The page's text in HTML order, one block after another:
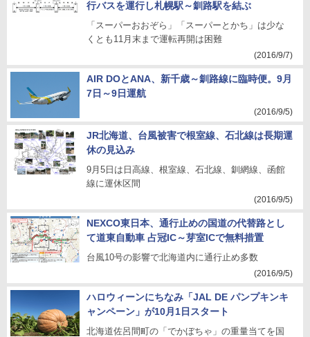
行バスを運行し札幌駅～釧路駅を結ぶ
「スーパーおおぞら」「スーパーとかち」は少な
くとも11月末まで運転再開は困難
(2016/9/7)
AIR DOとANA、新千歳～釧路線に臨時便。9月
7日～9日運航
(2016/9/5)
JR北海道、台風被害で根室線、石北線は長期運
休の見込み
9月5日は日高線、根室線、石北線、釧網線、函館
線に運休区間
(2016/9/5)
NEXCO東日本、通行止めの国道の代替路とし
て道東自動車 占冠IC～芽室ICで無料措置
台風10号の影響で北海道内に通行止め多数
(2016/9/5)
ハロウィーンにちなみ「JAL DE パンプキンキ
ャンペーン」が10月1日スタート
北海道佐呂間町の「でかぼちゃ」の重量当てを国